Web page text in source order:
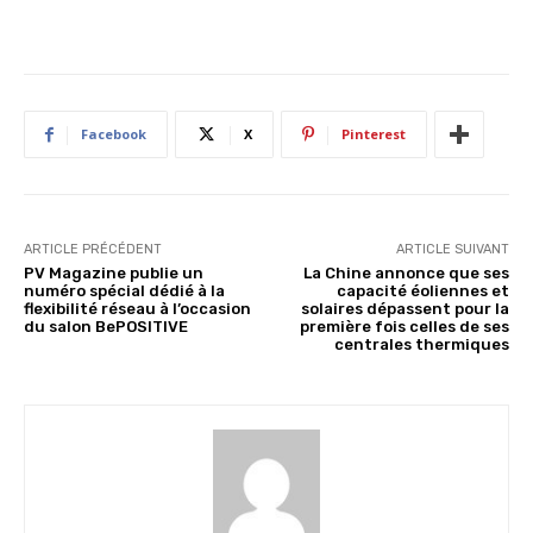
Facebook X Pinterest
ARTICLE PRÉCÉDENT
PV Magazine publie un
numéro spécial dédié à la
flexibilité réseau à l’occasion
du salon BePOSITIVE
ARTICLE SUIVANT
La Chine annonce que ses
capacité éoliennes et
solaires dépassent pour la
première fois celles de ses
centrales thermiques